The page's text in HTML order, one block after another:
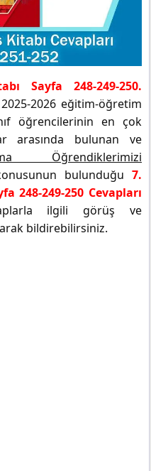
Sayfa 248-249-250.
2026 eğitim-öğretim
öğrencilerinin en çok
arasında bulunan ve
Öğrendiklerimizi
bulunduğu 7.
248-249-250 Cevapları
ilgili görüş ve
bildirebilirsiniz.